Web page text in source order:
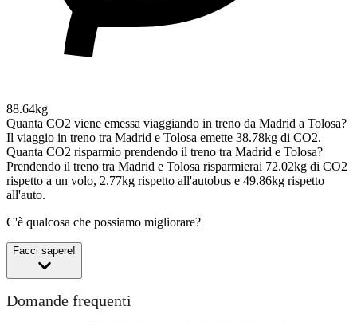
88.64kg
Quanta CO2 viene emessa viaggiando in treno da Madrid a Tolosa?
Il viaggio in treno tra Madrid e Tolosa emette 38.78kg di CO2.
Quanta CO2 risparmio prendendo il treno tra Madrid e Tolosa?
Prendendo il treno tra Madrid e Tolosa risparmierai 72.02kg di CO2
rispetto a un volo, 2.77kg rispetto all'autobus e 49.86kg rispetto
all'auto.
C'è qualcosa che possiamo migliorare?
Facci sapere!
Domande frequenti